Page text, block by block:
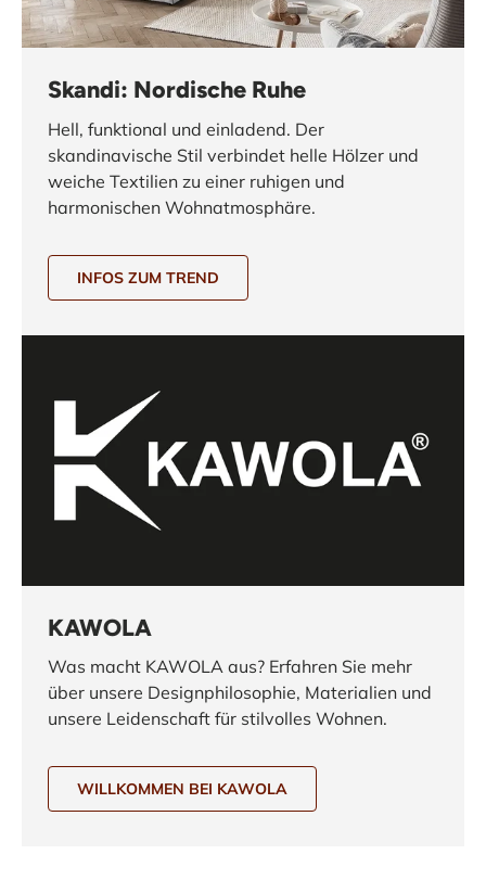
Skandi: Nordische Ruhe
Hell, funktional und einladend. Der
skandinavische Stil verbindet helle Hölzer und
weiche Textilien zu einer ruhigen und
harmonischen Wohnatmosphäre.
INFOS ZUM TREND
KAWOLA
Was macht KAWOLA aus? Erfahren Sie mehr
über unsere Designphilosophie, Materialien und
unsere Leidenschaft für stilvolles Wohnen.
WILLKOMMEN BEI KAWOLA